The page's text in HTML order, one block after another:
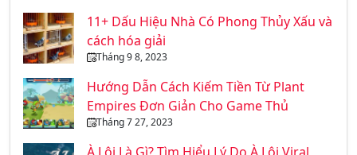
11+ Dấu Hiệu Nhà Có Phong Thủy Xấu và
cách hóa giải
Tháng 9 8, 2023
Hướng Dẫn Cách Kiếm Tiền Từ Plant
Empires Đơn Giản Cho Game Thủ
Tháng 7 27, 2023